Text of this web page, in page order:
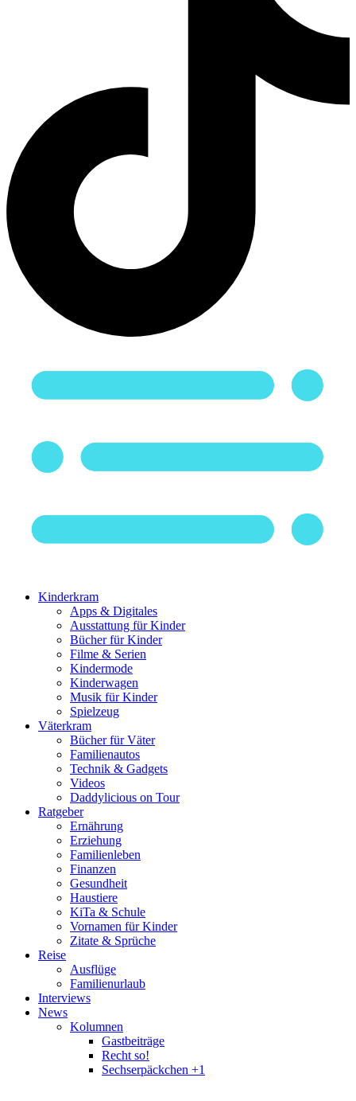
Kinderkram
Apps & Digitales
Ausstattung für Kinder
Bücher für Kinder
Filme & Serien
Kindermode
Kinderwagen
Musik für Kinder
Spielzeug
Väterkram
Bücher für Väter
Familienautos
Technik & Gadgets
Videos
Daddylicious on Tour
Ratgeber
Ernährung
Erziehung
Familienleben
Finanzen
Gesundheit
Haustiere
KiTa & Schule
Vornamen für Kinder
Zitate & Sprüche
Reise
Ausflüge
Familienurlaub
Interviews
News
Kolumnen
Gastbeiträge
Recht so!
Sechserpäckchen +1